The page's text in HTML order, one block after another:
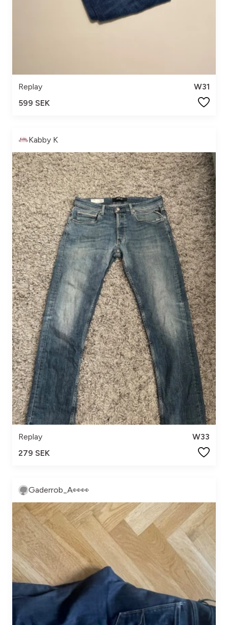
Replay
W31
599 SEK
Kabby K
Replay
W33
279 SEK
Gaderrob_A👀👀